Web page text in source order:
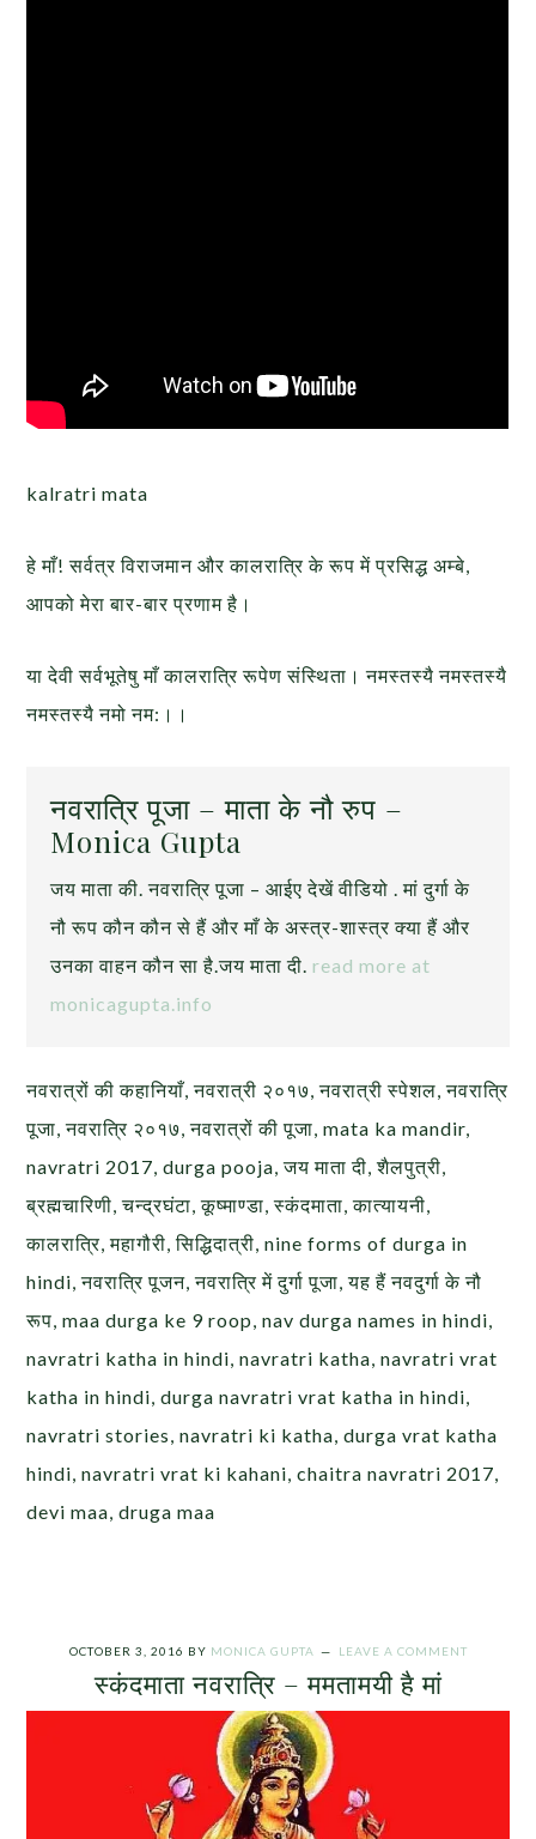
kalratri mata
हे माँ! सर्वत्र विराजमान और कालरात्रि के रूप में प्रसिद्ध अम्बे,
आपको मेरा बार-बार प्रणाम है।
या देवी सर्वभू‍तेषु माँ कालरात्रि रूपेण संस्थिता। नमस्तस्यै नमस्तस्यै
नमस्तस्यै नमो नम:।।
नवरात्रि पूजा – माता के नौ रुप –
Monica Gupta
जय माता की. नवरात्रि पूजा – आईए देखें वीडियो . मां दुर्गा के
नौ रूप कौन कौन से हैं और माँ के अस्त्र-शास्त्र क्या हैं और
उनका वाहन कौन सा है.जय माता दी. read more at
monicagupta.info
नवरात्रों की कहानियाँ, नवरात्री २०१७, नवरात्री स्पेशल, नवरात्रि
पूजा, नवरात्रि २०१७, नवरात्रों की पूजा, mata ka mandir,
navratri 2017, durga pooja, जय माता दी, शैलपुत्री,
ब्रह्मचारिणी, चन्द्रघंटा, कूष्माण्डा, स्कंदमाता, कात्यायनी,
कालरात्रि, महागौरी, सिद्धिदात्री, nine forms of durga in
hindi, नवरात्रि पूजन, नवरात्रि में दुर्गा पूजा, यह हैं नवदुर्गा के नौ
रूप, maa durga ke 9 roop, nav durga names in hindi,
navratri katha in hindi, navratri katha, navratri vrat
katha in hindi, durga navratri vrat katha in hindi,
navratri stories, navratri ki katha, durga vrat katha
hindi, navratri vrat ki kahani, chaitra navratri 2017,
devi maa, druga maa
OCTOBER 3, 2016 BY MONICA GUPTA LEAVE A COMMENT
स्कंदमाता नवरात्रि – ममतामयी है मां